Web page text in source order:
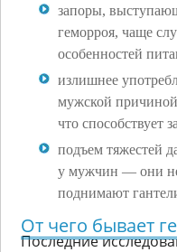
запоры,
геморроя, чаще
особенностей
излишнее
мужской причиной
что способствует
подъем тяжестей
у мужчин — они не
поднимают
От чего бывает
Последние